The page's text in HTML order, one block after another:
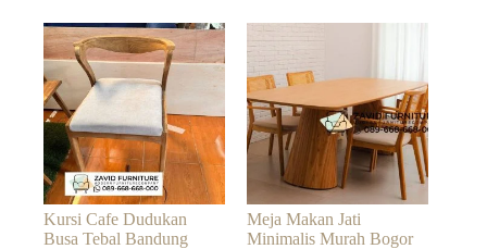
Kursi Cafe Dudukan
Busa Tebal Bandung
Meja Makan Jati
Minimalis Murah Bogor